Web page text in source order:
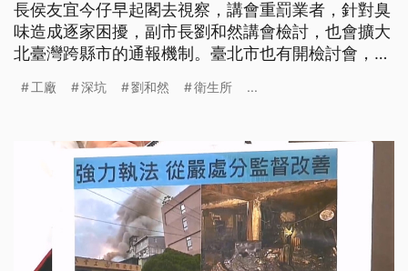
長侯友宜今仔早起閣去視察，講會重罰業者，針對臭
味造成逐家困擾，副市長劉和然講會檢討，也會擴大
北臺灣跨縣市的通報機制。臺北市也有開檢討會，蔣
咧，對一寡有異常的狀況，愛有警覺、趕緊通報。
工廠 深坑 劉和然 衛生所 ...